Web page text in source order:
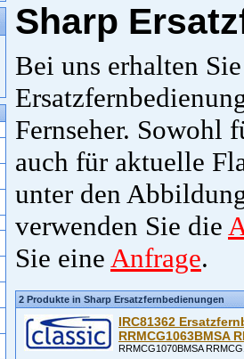
Sharp
Bei uns erhalten
Fernseher. Sowohl
auch für aktuelle
unter den
verwenden Sie die
Sie eine Anfrage.
2 Produkte in Sharp Ersatzfernbedienungen
IRC81362
RRMCG1063BMSA
RRMCG1070BMSA